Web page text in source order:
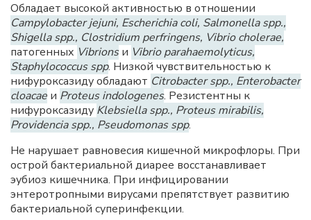
Обладает высокой активностью в отношении
Campylobacter jejuni, Escherichia coli, Salmonella spp.,
Shigella spp., Clostridium perfringens, Vibrio cholerae,
патогенных Vibrionsи Vibrio parahaemolyticus,
Staphylococcus spp. Низкой чувствительностью к
нифуроксазиду обладают Citrobacter spp., Enterobacter
cloacae и Proteus indologenes. Резистентны к
нифуроксазиду Klebsiella spp., Proteus mirabilis,
Providencia spp., Pseudomonas spp.
He нарушает равновесия кишечной микрофлоры. При
острой бактериальной диарее восстанавливает
эубиоз кишечника. При инфицировании
энтеротропными вирусами препятствует развитию
бактериальной суперинфекции.